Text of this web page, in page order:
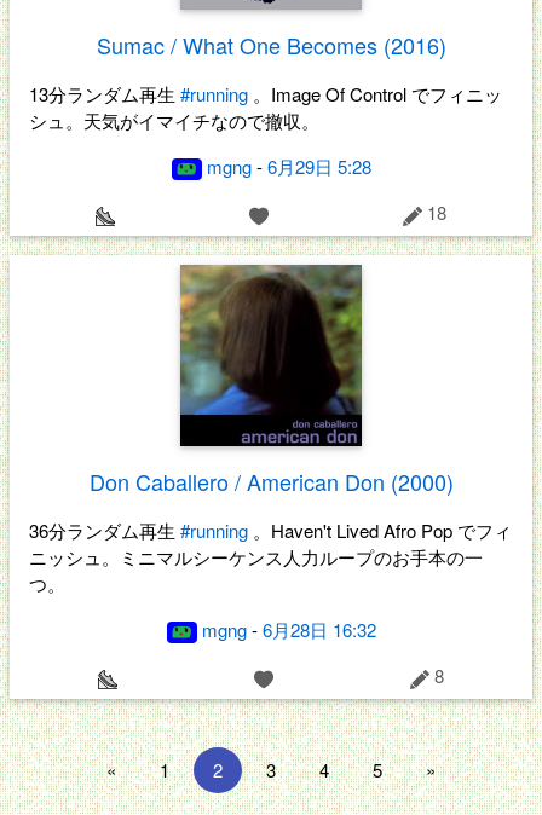
Sumac / What One Becomes (2016)
13分ランダム再生 #running 。Image Of Control でフィニッ
シュ。天気がイマイチなので撤収。
mgng-6月29日 5:28
18
Don Caballero / American Don (2000)
36分ランダム再生 #running 。Haven't Lived Afro Pop でフィ
ニッシュ。ミニマルシーケンス人力ループのお手本の一
つ。
mgng-6月28日 16:32
8
« 1 2 3 4 5 »